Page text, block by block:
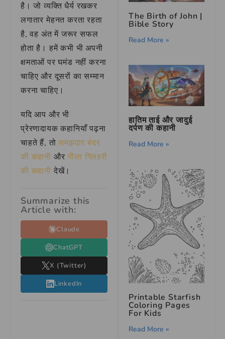
है। जो व्यक्ति धैर्य रखकर
लगातार मेहनत करता रहता
है, वह अंत में जरूर सफल
होता है। हमें कभी भी अपनी
क्षमताओं पर घमंड नहीं करना
चाहिए और दूसरों का सम्मान
करना चाहिए।
यदि आप और भी
प्रेरणादायक कहानियाँ पढ़ना
चाहते हैं, तोसमझदार बंदर
की कहानी औरनीला गिलहरी
की कहानी देखें।
Summarize this
Article with:
Claude
ChatGPT
X (Twitter)
LinkedIn
The Birth of John |
Bible Story
Read More »
हातिम ताई और जादुई
दर्पण की कहानी
Read More »
Printable Starfish
Coloring Pages
For Kids
Read More »